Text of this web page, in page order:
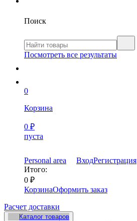
Поиск
Посмотреть все результаты
0
Корзина
0 ₽
пуста
Personal area ВходРегистрация
Итого:
0 ₽
КорзинаОформить заказ
Расчет доставки
Каталог товаров